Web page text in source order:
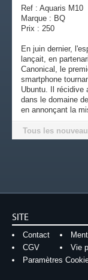
Ref : Aquaris M10
Marque : BQ
Prix : 250
En juin dernier,
lançait, en
Canonical, le
smartphone
Ubuntu. Il récidive
dans le domaine
en annonçant la
Tous les
SITE
Contact
CGV
Vie
Paramètres